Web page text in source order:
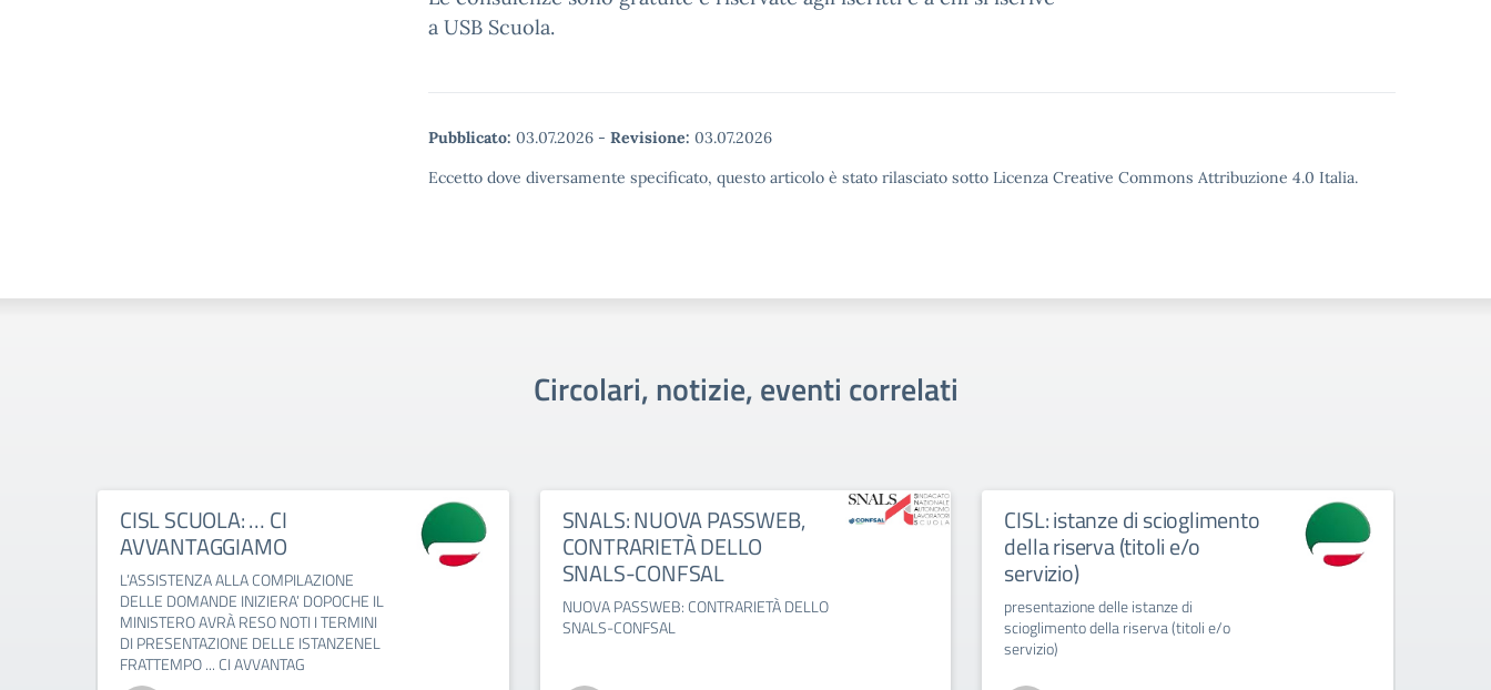
a USB Scuola.
Pubblicato: 03.07.2026 - Revisione: 03.07.2026
Eccetto dove diversamente specificato, questo articolo è stato rilasciato sotto Licenza Creative Commons Attribuzione 4.0 Italia.
Circolari, notizie, eventi correlati
CISL SCUOLA: … CI
AVVANTAGGIAMO
L’ASSISTENZA ALLA COMPILAZIONE
DELLE DOMANDE INIZIERA’ DOPOCHE IL
MINISTERO AVRÀ RESO NOTI I TERMINI
DI PRESENTAZIONE DELLE ISTANZENEL
FRATTEMPO ... CI AVVANTAG
SNALS: NUOVA PASSWEB,
CONTRARIETÀ DELLO
SNALS-CONFSAL
NUOVA PASSWEB: CONTRARIETÀ DELLO
SNALS-CONFSAL
CISL: istanze di scioglimento
della riserva (titoli e/o
servizio)
presentazione delle istanze di
scioglimento della riserva (titoli e/o
servizio)